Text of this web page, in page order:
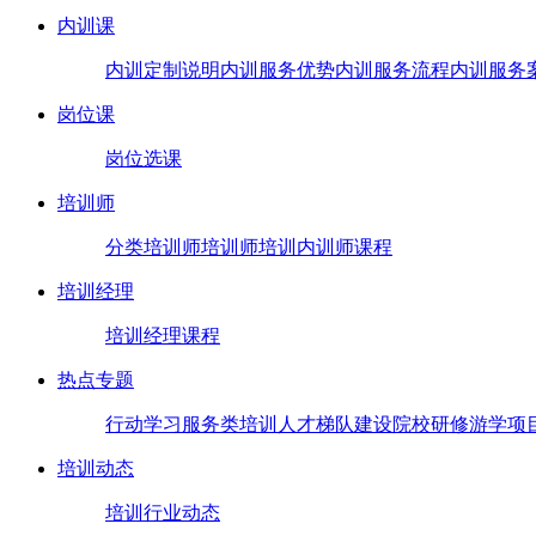
内训课
内训定制说明内训服务优势内训服务流程内训服务
岗位课
岗位选课
培训师
分类培训师培训师培训 内训师课程
培训经理
培训经理课程
热点专题
行动学习 服务类培训 人才梯队建设院校研修游学项
培训动态
培训行业动态